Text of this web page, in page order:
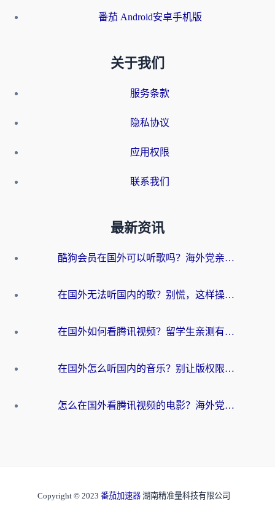
番茄 Android安卓手机版
关于我们
服务条款
隐私协议
应用权限
联系我们
最新资讯
酷狗会员在国外可以听歌吗？海外党亲测有效：3步解决音乐权限难题
在国外无法听国内的歌？别慌，这样操作就能畅听QQ音乐（附亲测加速器推荐）
在国外如何看腾讯视频？留学生亲测有效的回国加速方案
在国外怎么听国内的音乐？别让版权限制断了你的华语歌单
怎么在国外看腾讯视频的电影？海外党亲测有效的回国加速指南
Copyright © 2023 番茄加速器 湖南精准量科技有限公司